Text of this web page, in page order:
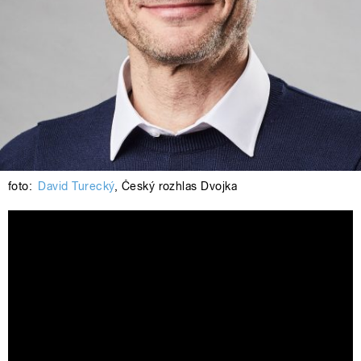
foto: David Turecký, Český rozhlas Dvojka